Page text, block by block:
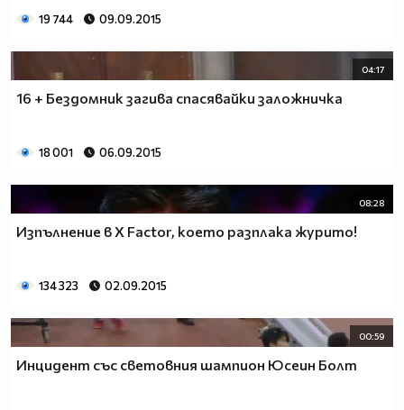
19 744 09.09.2015
04:17
16 + Бездомник загива спасявайки заложничка
18 001 06.09.2015
08:28
Изпълнение в X Factor, което разплака журито!
134 323 02.09.2015
00:59
Инцидент със световния шампион Юсеин Болт